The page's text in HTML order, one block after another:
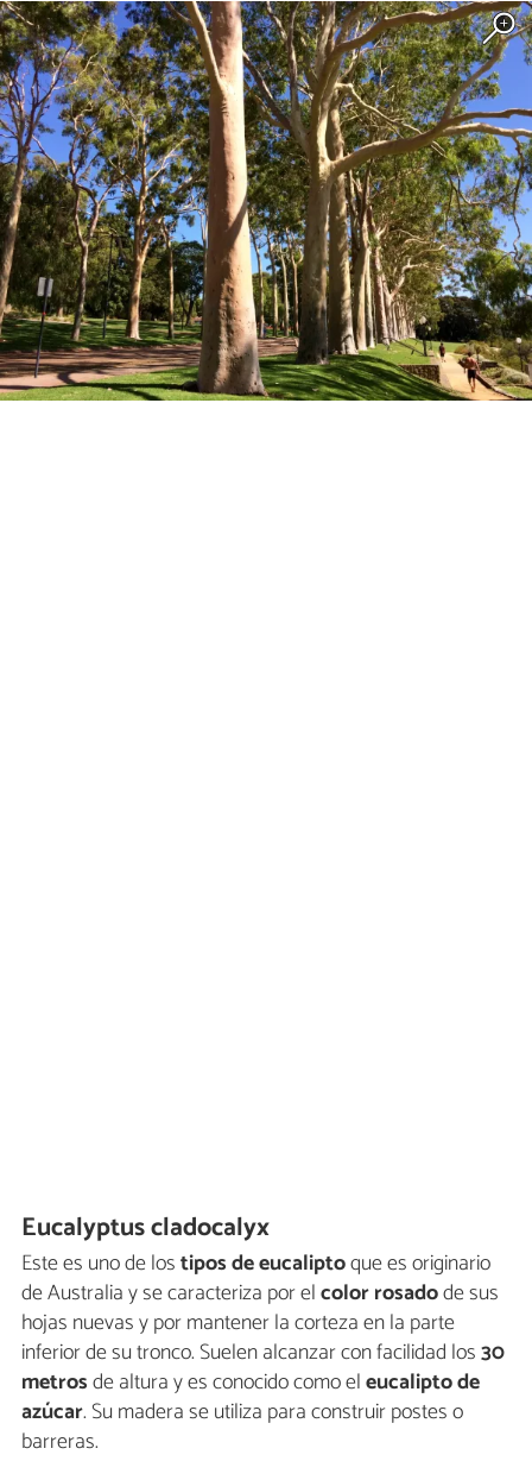
Eucalyptus cladocalyx
Este es uno de lostipos de eucaliptoque es originario
de Australia y se caracteriza por elcolor rosadode sus
hojas nuevas y por mantener la corteza en la parte
inferior de su tronco. Suelen alcanzar con facilidad los30
metrosde altura y es conocido como eleucalipto de
azúcar. Su madera se utiliza para construir postes o
barreras.